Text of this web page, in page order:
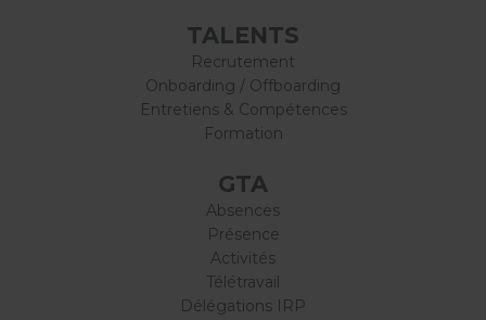
TALENTS
Recrutement
Onboarding / Offboarding
Entretiens & Compétences
Formation
GTA
Absences
Présence
Activités
Télétravail
Délégations IRP